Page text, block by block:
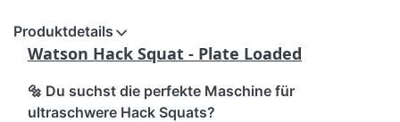
Produktdetails
Watson Hack Squat - Plate Loaded
🔩 Du suchst die perfekte Maschine für
ultraschwere Hack Squats?